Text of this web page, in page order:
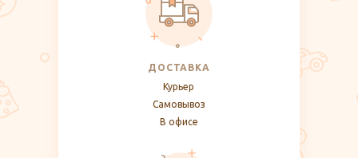
ДОСТАВКА
Курьер
Самовывоз
В офисе